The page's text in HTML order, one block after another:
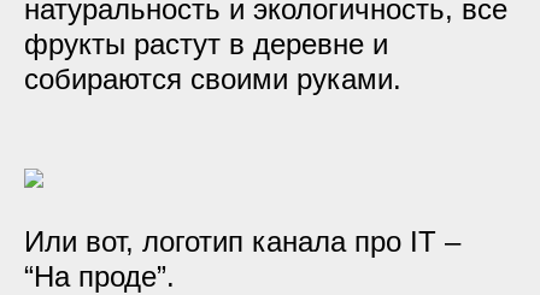
натуральность и экологичность, все
фрукты растут в деревне и
собираются своими руками.
Или вот, логотип канала про IT –
“На проде”.